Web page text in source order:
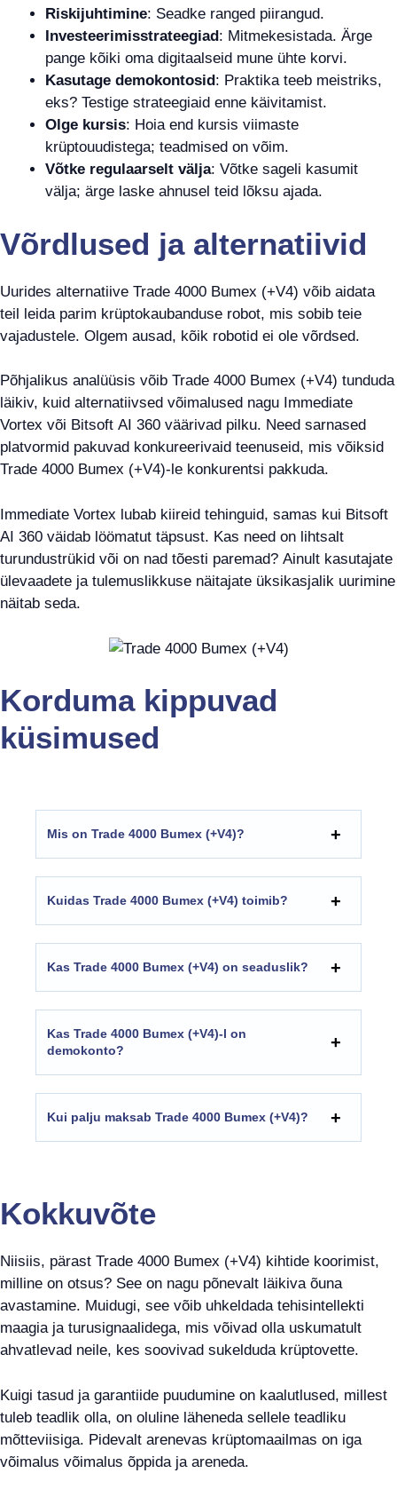
Riskijuhtimine: Seadke ranged piirangud.
Investeerimisstrateegiad: Mitmekesistada. Ärge
pange kõiki oma digitaalseid mune ühte korvi.
Kasutage demokontosid: Praktika teeb meistriks,
eks? Testige strateegiaid enne käivitamist.
Olge kursis: Hoia end kursis viimaste
krüptouudistega; teadmised on võim.
Võtke regulaarselt välja: Võtke sageli kasumit
välja; ärge laske ahnusel teid lõksu ajada.
Võrdlused ja alternatiivid
Uurides alternatiive Trade 4000 Bumex (+V4) võib aidata
teil leida parim krüptokaubanduse robot, mis sobib teie
vajadustele. Olgem ausad, kõik robotid ei ole võrdsed.
Põhjalikus analüüsis võib Trade 4000 Bumex (+V4) tunduda
läikiv, kuid alternatiivsed võimalused nagu Immediate
Vortex või Bitsoft AI 360 väärivad pilku. Need sarnased
platvormid pakuvad konkureerivaid teenuseid, mis võiksid
Trade 4000 Bumex (+V4)-le konkurentsi pakkuda.
Immediate Vortex lubab kiireid tehinguid, samas kui Bitsoft
AI 360 väidab löömatut täpsust. Kas need on lihtsalt
turundustrükid või on nad tõesti paremad? Ainult kasutajate
ülevaadete ja tulemuslikkuse näitajate üksikasjalik uurimine
näitab seda.
Korduma kippuvad
küsimused
Mis on Trade 4000 Bumex (+V4)?
Kuidas Trade 4000 Bumex (+V4) toimib?
Kas Trade 4000 Bumex (+V4) on seaduslik?
Kas Trade 4000 Bumex (+V4)-l on
demokonto?
Kui palju maksab Trade 4000 Bumex (+V4)?
Kokkuvõte
Niisiis, pärast Trade 4000 Bumex (+V4) kihtide koorimist,
milline on otsus? See on nagu põnevalt läikiva õuna
avastamine. Muidugi, see võib uhkeldada tehisintellekti
maagia ja turusignaalidega, mis võivad olla uskumatult
ahvatlevad neile, kes soovivad sukelduda krüptovette.
Kuigi tasud ja garantiide puudumine on kaalutlused, millest
tuleb teadlik olla, on oluline läheneda sellele teadliku
mõtteviisiga. Pidevalt arenevas krüptomaailmas on iga
võimalus võimalus õppida ja areneda.